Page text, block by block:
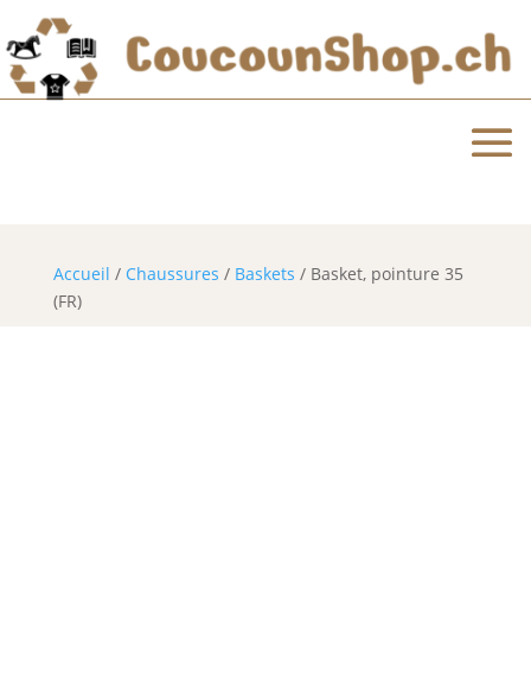
Accueil / Chaussures / Baskets / Basket, pointure 35
(FR)